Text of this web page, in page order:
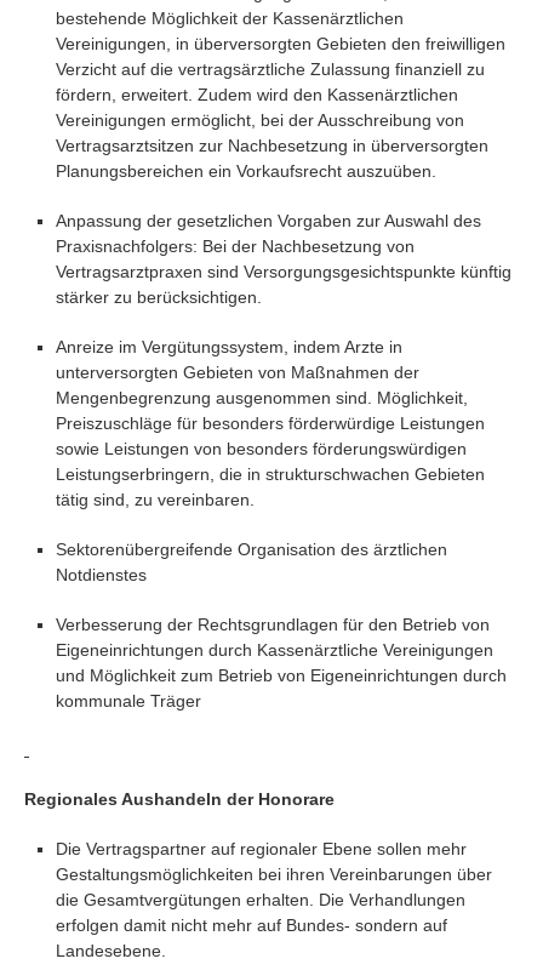
bestehende Möglichkeit der Kassenärztlichen
Vereinigungen, in überversorgten Gebieten den freiwilligen
Verzicht auf die vertragsärztliche Zulassung finanziell zu
fördern, erweitert. Zudem wird den Kassenärztlichen
Vereinigungen ermöglicht, bei der Ausschreibung von
Vertragsarztsitzen zur Nachbesetzung in überversorgten
Planungsbereichen ein Vorkaufsrecht auszuüben.
Anpassung der gesetzlichen Vorgaben zur Auswahl des
Praxisnachfolgers: Bei der Nachbesetzung von
Vertragsarztpraxen sind Versorgungsgesichtspunkte künftig
stärker zu berücksichtigen.
Anreize im Vergütungssystem, indem Arzte in
unterversorgten Gebieten von Maßnahmen der
Mengenbegrenzung ausgenommen sind. Möglichkeit,
Preiszuschläge für besonders förderwürdige Leistungen
sowie Leistungen von besonders förderungswürdigen
Leistungserbringern, die in strukturschwachen Gebieten
tätig sind, zu vereinbaren.
Sektorenübergreifende Organisation des ärztlichen
Notdienstes
Verbesserung der Rechtsgrundlagen für den Betrieb von
Eigeneinrichtungen durch Kassenärztliche Vereinigungen
und Möglichkeit zum Betrieb von Eigeneinrichtungen durch
kommunale Träger
Regionales Aushandeln der Honorare
Die Vertragspartner auf regionaler Ebene sollen mehr
Gestaltungsmöglichkeiten bei ihren Vereinbarungen über
die Gesamtvergütungen erhalten. Die Verhandlungen
erfolgen damit nicht mehr auf Bundes- sondern auf
Landesebene.